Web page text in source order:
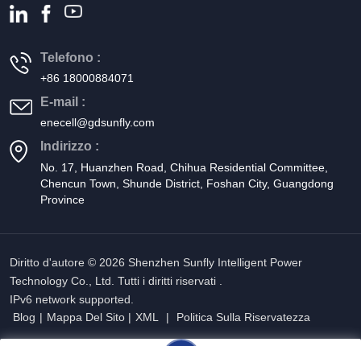
Telefono :
+86 18000884071
E-mail :
enecell@gdsunfly.com
Indirizzo :
No. 17, Huanzhen Road, Chihua Residential Committee,
Chencun Town, Shunde District, Foshan City, Guangdong
Province
Diritto d'autore © 2026 Shenzhen Sunfly Intelligent Power
Technology Co., Ltd. Tutti i diritti riservati .
IPv6 network supported.
Blog | Mappa Del Sito | XML | Politica Sulla Riservatezza